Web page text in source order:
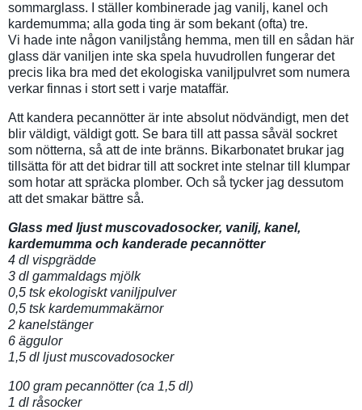
sommarglass. I ställer kombinerade jag vanilj, kanel och
kardemumma; alla goda ting är som bekant (ofta) tre.
Vi hade inte någon vaniljstång hemma, men till en sådan här
glass där vaniljen inte ska spela huvudrollen fungerar det
precis lika bra med det ekologiska vaniljpulvret som numera
verkar finnas i stort sett i varje mataffär.
Att kandera pecannötter är inte absolut nödvändigt, men det
blir väldigt, väldigt gott. Se bara till att passa såväl sockret
som nötterna, så att de inte bränns. Bikarbonatet brukar jag
tillsätta för att det bidrar till att sockret inte stelnar till klumpar
som hotar att spräcka plomber. Och så tycker jag dessutom
att det smakar bättre så.
Glass med ljust muscovadosocker, vanilj, kanel,
kardemumma och kanderade pecannötter
4 dl vispgrädde
3 dl gammaldags mjölk
0,5 tsk ekologiskt vaniljpulver
0,5 tsk kardemummakärnor
2 kanelstänger
6 äggulor
1,5 dl ljust muscovadosocker
100 gram pecannötter (ca 1,5 dl)
1 dl råsocker